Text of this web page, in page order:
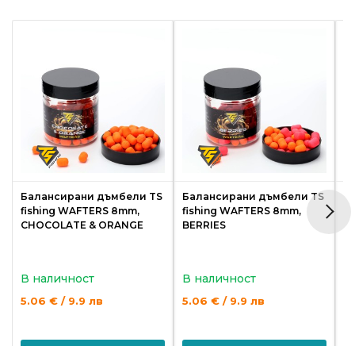
Балансирани дъмбели TS
fishing WAFTERS 8mm,
CHOCOLATE & ORANGE
В наличност
5.06 € / 9.9 лв
Балансирани дъмбели TS
fishing WAFTERS 8mm,
BERRIES
В наличност
5.06 € / 9.9 лв